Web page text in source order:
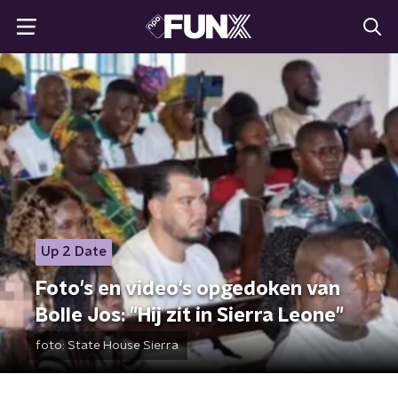
Up 2 Date
Foto's en video's opgedoken van
Bolle Jos: "Hij zit in Sierra Leone"
foto: State House Sierra